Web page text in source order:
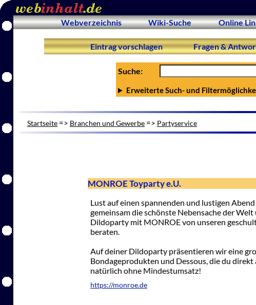
Webverzeichnis Wiki-Suche Online
Eintrag vorschlagen Fragen &
Suche:
Erweiterte Such- und
Startseite => Branchen und Gewerbe => Partyservice
MONROE Toyparty e.U.
Lust auf einen spannenden und lustigen
gemeinsam die schönste Nebensache der
Dildoparty mit MONROE von unseren
beraten.
Auf deiner Dildoparty präsentieren wir eine
Bondageprodukten und Dessous, die du
natürlich ohne Mindestumsatz!
https://monroe.de